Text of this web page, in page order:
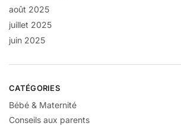
août 2025
juillet 2025
juin 2025
CATÉGORIES
Bébé & Maternité
Conseils aux parents